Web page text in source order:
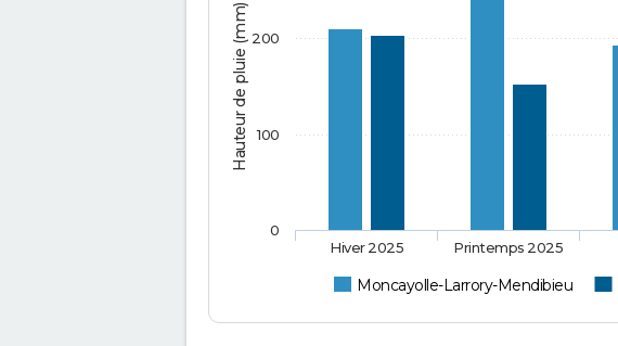
Hauteur de pluie (mm)
Moncayolle-Larrory-Mendibieu
Hiver 2025 Printemps 2025
0
100
200